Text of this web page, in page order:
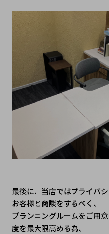
最後に、当店ではプライバ
お客様と商談をするべく、
プランニングルームをご用
度を最大限高める為、